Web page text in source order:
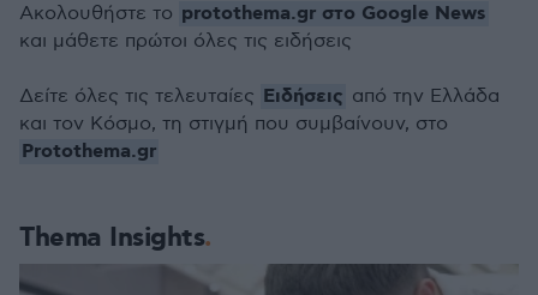
Thema Insights
Ακολουθήστε το protothema.gr στο Google News
και μάθετε πρώτοι όλες τις ειδήσεις
Δείτε όλες τις τελευταίες Ειδήσεις από την Ελλάδα
και τον Κόσμο, τη στιγμή που συμβαίνουν, στο
Protothema.gr